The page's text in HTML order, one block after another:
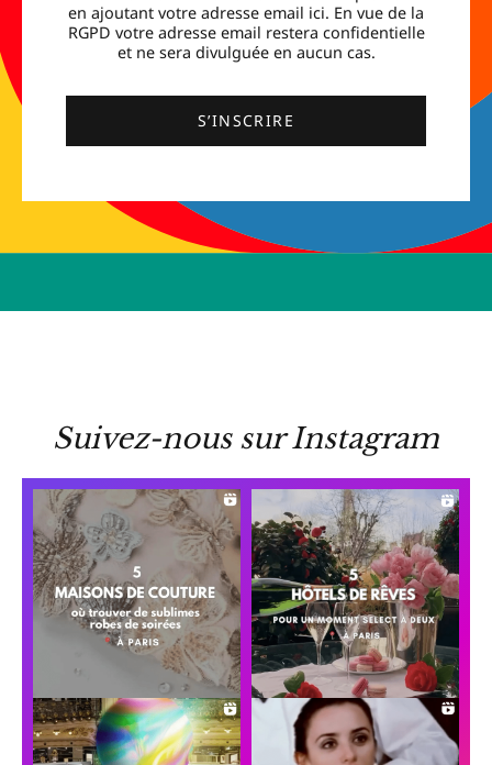
en ajoutant votre adresse email ici. En vue de la
RGPD votre adresse email restera confidentielle
et ne sera divulguée en aucun cas.
S’INSCRIRE
Suivez-nous sur Instagram